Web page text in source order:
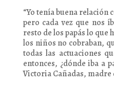
“Yo tenía buena relación
pero cada vez que nos
resto de los papás lo que
los niños no cobraban,
todas las actuaciones
entonces, ¿dónde iba a
Victoria Cañadas, madre